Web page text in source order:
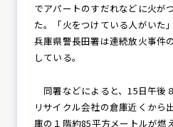
防犯セ
でアパートのすだれなどに火が
た。「火をつけている人がいた
兵庫県警長田署は連続放火事件
している。
同署などによると、15日午後
リサイクル会社の倉庫近くから
庫の１階約85平方メートルが燃